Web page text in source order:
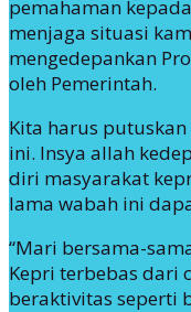
pemahaman
menjaga situasi
mengedepankan
oleh Pemerintah.
Kita harus
ini. Insya allah
diri masyarakat
lama wabah ini
“Mari bersama-
Kepri terbebas dari
beraktivitas seperti